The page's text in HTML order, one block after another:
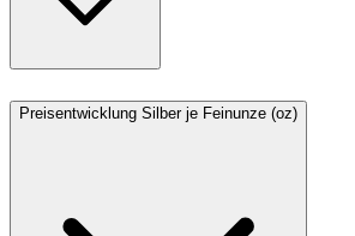
Preisentwicklung Silber je Feinunze (oz)